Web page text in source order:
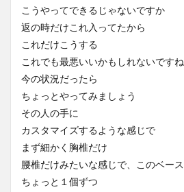
こうやってできるじゃないですか
返の時だけこれ入ってたから
これだけこうする
これでも最悪いいかもしれないですね
今の状況だったら
ちょっとやってみましょう
その人の手に
カスタマイズするような感じで
まず細かく胸椎だけ
腰椎だけみたいな感じで、このベース
ちょっと１個ずつ